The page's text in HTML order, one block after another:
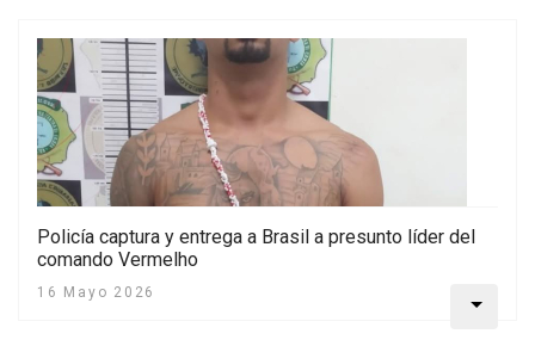
Policía captura y entrega a Brasil a presunto líder del
comando Vermelho
16 Mayo 2026